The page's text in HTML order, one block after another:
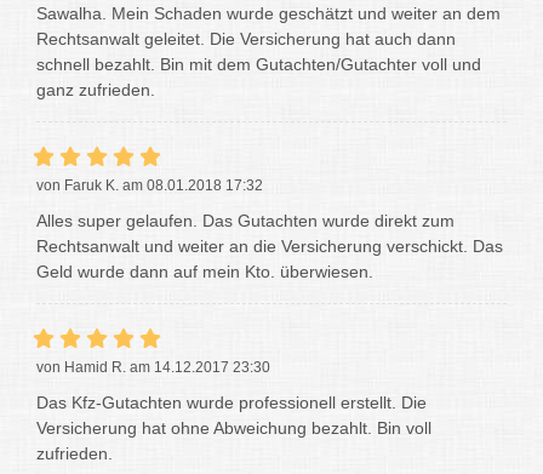
Sawalha. Mein Schaden wurde geschätzt und weiter an dem
Rechtsanwalt geleitet. Die Versicherung hat auch dann
schnell bezahlt. Bin mit dem Gutachten/Gutachter voll und
ganz zufrieden.
von Faruk K. am 08.01.2018 17:32
Alles super gelaufen. Das Gutachten wurde direkt zum
Rechtsanwalt und weiter an die Versicherung verschickt. Das
Geld wurde dann auf mein Kto. überwiesen.
von Hamid R. am 14.12.2017 23:30
Das Kfz-Gutachten wurde professionell erstellt. Die
Versicherung hat ohne Abweichung bezahlt. Bin voll
zufrieden.